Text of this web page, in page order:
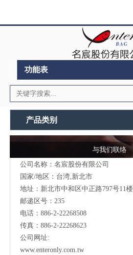
功能表
产品类别
与我们联络
公司名称：名宸股份有限公司
国家/地区：台湾,新北市
地址：新北市中和区中正路797号11楼
邮递区号：235
电话：886-2-22268508
传真：886-2-22268623
公司网址:
www.enteronly.com.tw